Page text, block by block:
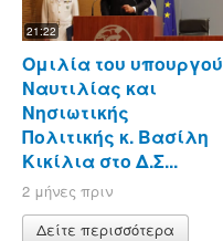
21:22
Ομιλία του υπουργού
Ναυτιλίας και
Νησιωτικής
Πολιτικής κ. Βασίλη
Κικίλια στο Δ.Σ...
2 μήνες πριν
Δείτε περισσότερα